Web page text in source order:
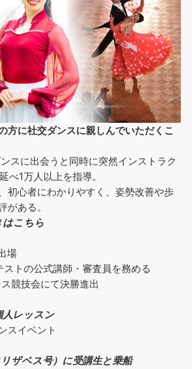
方に社交ダンスに親しんでいただくこ
スに出会うと同時に突然インストラク
べ1万人以上を指導。
初心者にわかりやすく、姿勢改善や歩
がある。
はこちら
場
トの公式講師・審査員を務める
技会にて決勝進出
人レッスン
スイベント
ザベス号）に受講生と乗船